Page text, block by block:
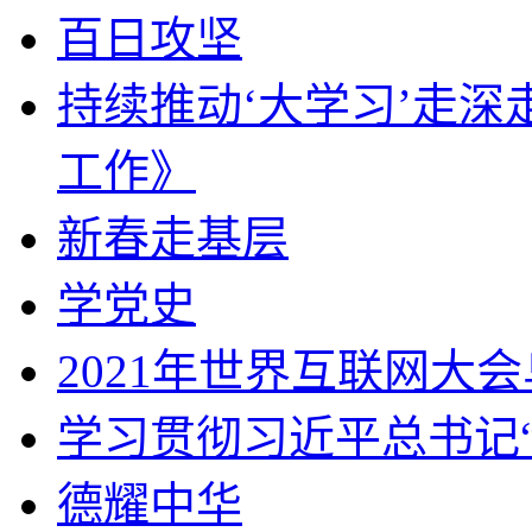
百日攻坚
持续推动‘大学习’走
工作》
新春走基层
学党史
2021年世界互联网大
学习贯彻习近平总书
德耀中华